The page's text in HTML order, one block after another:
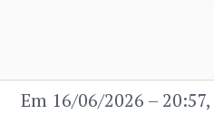
Em 16/06/2026 –